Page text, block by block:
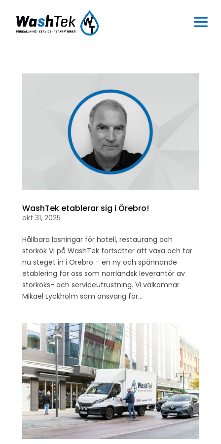
WashTek etablerar sig i Örebro!
okt 31, 2025
Hållbara lösningar för hotell, restaurang och
storkök Vi på WashTek fortsätter att växa och tar
nu steget in i Örebro – en ny och spännande
etablering för oss som norrländsk leverantör av
storköks- och serviceutrustning. Vi välkomnar
Mikael Lyckholm som ansvarig för...